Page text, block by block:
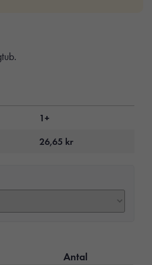
1+
26,65 kr
Antal